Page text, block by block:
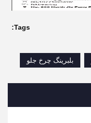
Tags:
بلبرینگ چرخ جلو